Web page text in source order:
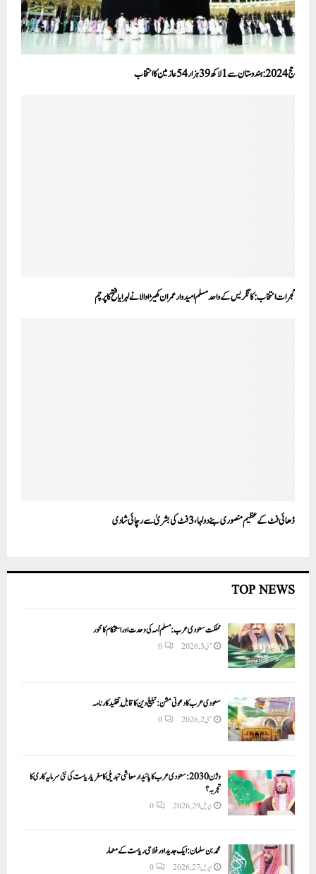
حج 2024 :ہندوستان سے 1 لاکھ 39 ہزار 54 عازمین کا انتخاب
گجرات انتخاب: کانگریس کے واحد مسلم امیدوار عمران کھیڑاوالا نے لہرایا فتح کا پرچم
ڈھائی فٹ کے عظیم منصوری بنے دولہا، 3 فٹ کی بشریٰ سے رچائی شادی
TOP NEWS
مملکت سعودی عرب: مسلم اُمہ کی وحدت اور استحکام کا محور
مئی 3, 2026 0
سعودی عرب کا دعوتی مشن: تبلیغ دین کا قابلِ تقلید کارنامہ
مئی 2, 2026 0
وژن 2030:سعودی عرب کا پائیدار معاشی تبدیلی کا سفر یا ریاست کی نئی سرمایہ کاری کا
تجربہ؟
اپریل 29, 2026 0
محمد بن سلمان: ایک جدید اور فلاحی ریاست کے معمار
اپریل 27, 2026 0